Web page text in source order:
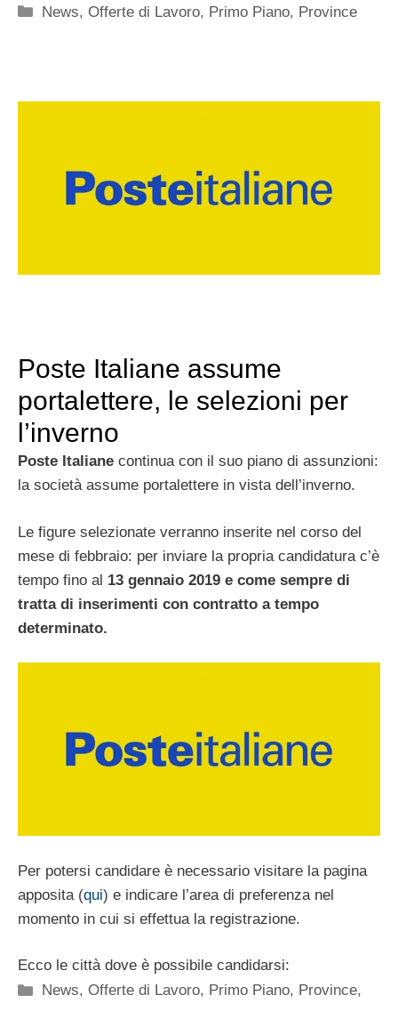
Categorie
News,Offerte di Lavoro, Primo Piano, Province
Poste Italiane assume
portalettere, le selezioni per
l’inverno
Poste Italiane continua con il suo piano di assunzioni:
la società assume portalettere in vista dell’inverno.
Le figure selezionate verranno inserite nel corso del
mese di febbraio: per inviare la propria candidatura c’è
tempo fino al 13 gennaio 2019 e come sempre di
tratta di inserimenti con contratto a tempo
determinato.
Per potersi candidare è necessario visitare la pagina
apposita (qui) e indicare l’area di preferenza nel
momento in cui si effettua la registrazione.
Ecco le città dove è possibile candidarsi:
Categorie
News,Offerte di Lavoro, Primo Piano, Province,